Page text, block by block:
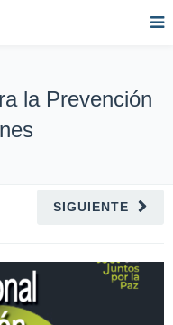
la Prevención
SIGUIENTE